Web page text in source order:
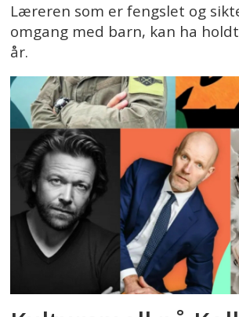
Læreren som er fengslet og
omgang med barn, kan ha
år.